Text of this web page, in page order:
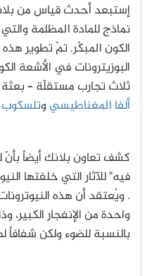
إستبعد أحدث قياس من
نماذج للمادة المظلمة
الكون المبكّر. تمّ تطوير هذه
البوزيترونات في الأشعة
ثلاث تجارب مستقلّة – بعثة
ألفا المغناطيسيوتلسكوب
كشف تعاون بلانك أيضاً بأنّ
فيه" للآثار التي خلفتها
. ويُعتقد أن هذه
واحدة من الإنفجار الكبير،
بالنسبة للضوء ولكن شفافاً